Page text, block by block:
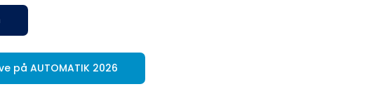
på AUTOMATIK 2026